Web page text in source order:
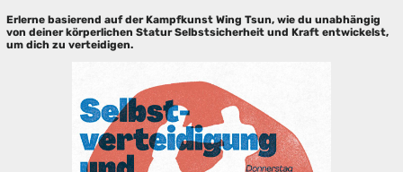
Erlerne basierend auf der Kampfkunst Wing Tsun, wie du unabhängig
von deiner körperlichen Statur Selbstsicherheit und Kraft entwickelst,
um dich zu verteidigen.